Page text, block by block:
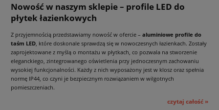
Nowość w naszym sklepie – profile LED do
płytek łazienkowych
Z przyjemnością przedstawiamy nowość w ofercie – aluminiowe profile do
taśm LED , które doskonale sprawdzą się w nowoczesnych łazienkach. Zostały
zaprojektowane z myślą o montażu w płytkach, co pozwala na stworzenie
eleganckiego, zintegrowanego oświetlenia przy jednoczesnym zachowaniu
wysokiej funkcjonalności. Każdy z nich wyposażony jest w klosz oraz spełnia
normę IP44, co czyni je bezpiecznym rozwiązaniem w wilgotnych
pomieszczeniach.
czytaj całość »